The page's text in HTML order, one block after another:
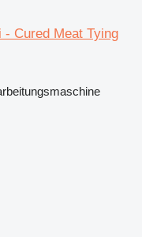
Cured Meat Tying